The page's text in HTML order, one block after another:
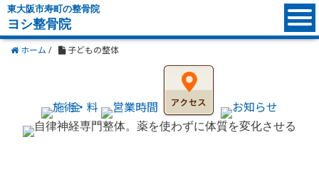
東大阪市寿町の整骨院
ヨシ整骨院
ホーム / 子どもの整体